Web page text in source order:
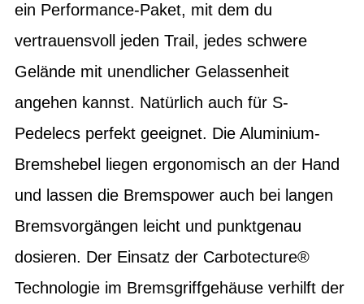
ein Performance-Paket, mit dem du
vertrauensvoll jeden Trail, jedes schwere
Gelände mit unendlicher Gelassenheit
angehen kannst. Natürlich auch für S-
Pedelecs perfekt geeignet. Die Aluminium-
Bremshebel liegen ergonomisch an der Hand
und lassen die Bremspower auch bei langen
Bremsvorgängen leicht und punktgenau
dosieren. Der Einsatz der Carbotecture®
Technologie im Bremsgriffgehäuse verhilft der